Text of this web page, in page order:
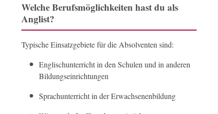
Welche Berufsmöglichkeiten hast du als
Anglist?
Typische Einsatzgebiete für die Absolventen sind:
Englischunterricht in den Schulen und in anderen
Bildungseinrichtungen
Sprachunterricht in der Erwachsenenbildung